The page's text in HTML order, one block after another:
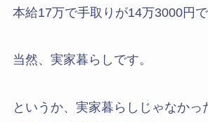
本給17万で手取りが14万3000円で
当然、実家暮らしです。
というか、実家暮らしじゃなかっ